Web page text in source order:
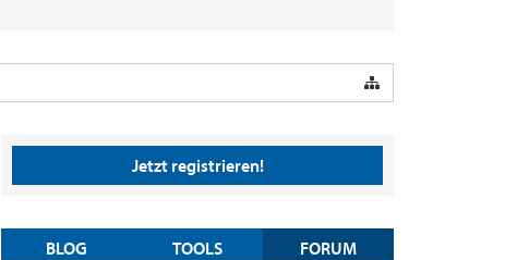
Jetzt registrieren!
BLOG TOOLS FORUM